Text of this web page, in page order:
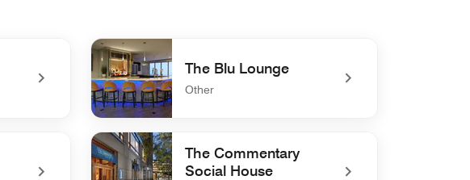
The Blu Lounge
Other
undefined The Blu Lounge
The Commentary
Social House